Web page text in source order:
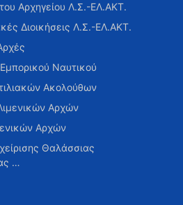
Αρχηγείου Λ.Σ.-ΕΛ.ΑΚΤ.
Διοικήσεις Λ.Σ.-ΕΛ.ΑΚΤ.
Ναυτικού
Ακολούθων
Αρχών
Αρχών
Θαλάσσιας
…